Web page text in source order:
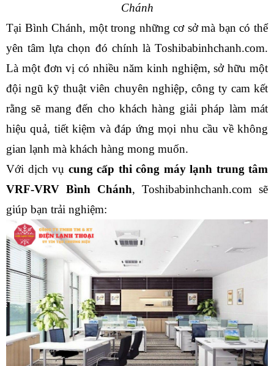
Chánh
Tại Bình Chánh, một trong những cơ sở mà bạn có thể
yên tâm lựa chọn đó chính là Toshibabinhchanh.com.
Là một đơn vị có nhiều năm kinh nghiệm, sở hữu một
đội ngũ kỹ thuật viên chuyên nghiệp, công ty cam kết
rằng sẽ mang đến cho khách hàng giải pháp làm mát
hiệu quả, tiết kiệm và đáp ứng mọi nhu cầu về không
gian lạnh mà khách hàng mong muốn.
Với dịch vụ cung cấp thi công máy lạnh trung tâm
VRF-VRV Bình Chánh, Toshibabinhchanh.com sẽ
giúp bạn trải nghiệm: